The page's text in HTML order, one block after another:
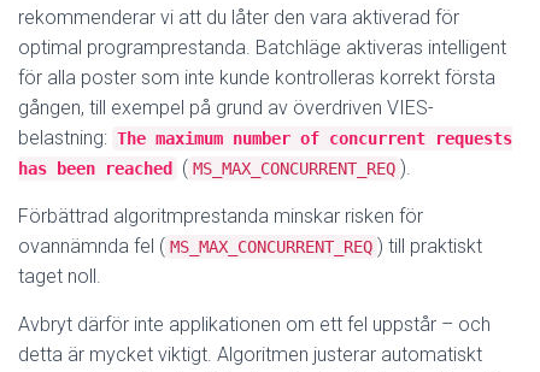
rekommenderar vi att du låter den vara aktiverad för
optimal programprestanda. Batchläge aktiveras intelligent
för alla poster som inte kunde kontrolleras korrekt första
gången, till exempel på grund av överdriven VIES-
belastning: The maximum number of concurrent requests
has been reached
( MS_MAX_CONCURRENT_REQ ).
Förbättrad algoritmprestanda minskar risken för
ovannämnda fel ( MS_MAX_CONCURRENT_REQ ) till praktiskt
taget noll.
Avbryt därför inte applikationen om ett fel uppstår – och
detta är mycket viktigt. Algoritmen justerar automatiskt